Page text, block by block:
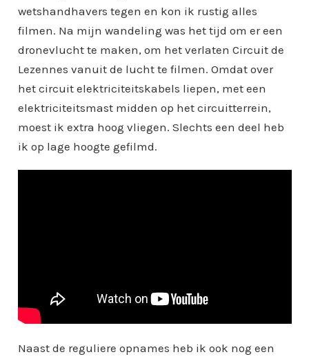
wetshandhavers tegen en kon ik rustig alles
filmen. Na mijn wandeling was het tijd om er een
dronevlucht te maken, om het verlaten Circuit de
Lezennes vanuit de lucht te filmen. Omdat over
het circuit elektriciteitskabels liepen, met een
elektriciteitsmast midden op het circuitterrein,
moest ik extra hoog vliegen. Slechts een deel heb
ik op lage hoogte gefilmd.
Naast de reguliere opnames heb ik ook nog een